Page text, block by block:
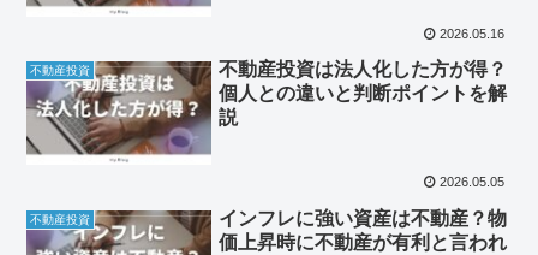
2026.05.16
不動産投資
不動産投資は法人化した方が得？
個人との違いと判断ポイントを解
説
2026.05.05
不動産投資
インフレに強い資産は不動産？物
価上昇時に不動産が有利と言われ